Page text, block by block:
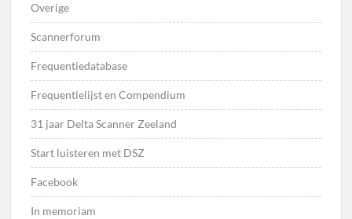
Overige
Scannerforum
Frequentiedatabase
Frequentielijst en Compendium
31 jaar Delta Scanner Zeeland
Start luisteren met DSZ
Facebook
In memoriam